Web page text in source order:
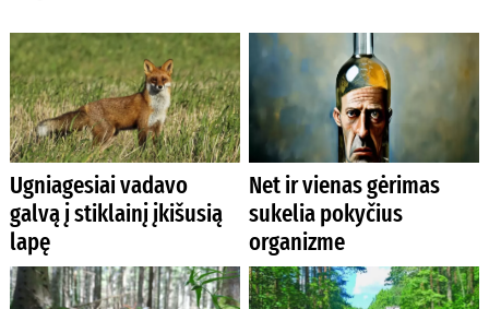
Ugniagesiai vadavo
galvą į stiklainį įkišusią
lapę
Net ir vienas gėrimas
sukelia pokyčius
organizme